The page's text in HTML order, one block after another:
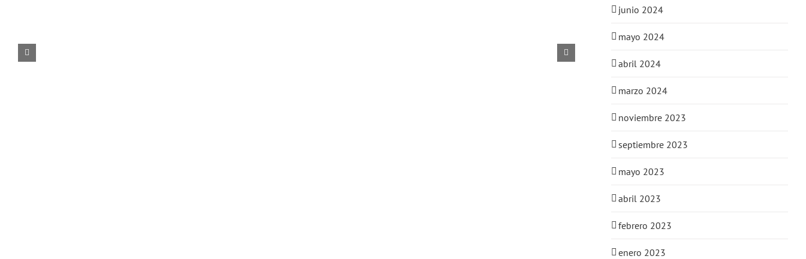
junio 2024
mayo 2024
abril 2024
marzo 2024
noviembre 2023
septiembre 2023
mayo 2023
abril 2023
febrero 2023
enero 2023